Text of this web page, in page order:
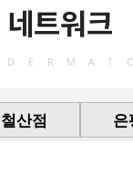
트워크
산점 은